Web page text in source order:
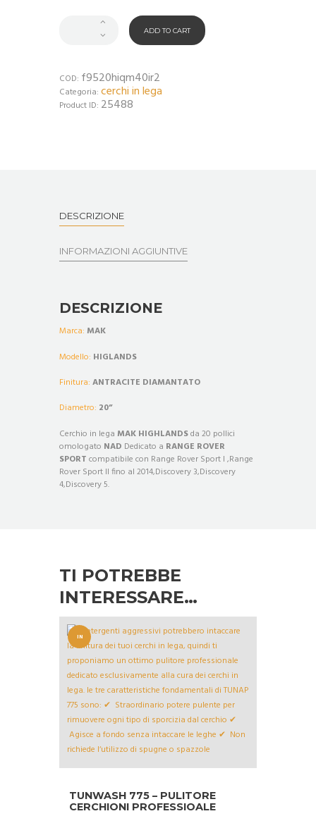
ADD TO CART
COD: f9520hiqm40ir2
Categoria: cerchi in lega
Product ID: 25488
DESCRIZIONE
INFORMAZIONI AGGIUNTIVE
DESCRIZIONE
Marca: MAK
Modello: HIGLANDS
Finitura: ANTRACITE DIAMANTATO
Diametro: 20”
Cerchio in lega MAK HIGHLANDSda 20 pollici
omologato NAD Dedicato a RANGE ROVER
SPORT compatibile con Range Rover Sport I ,Range
Rover Sport II fino al 2014,Discovery 3,Discovery
4,Discovery 5.
TI POTREBBE
INTERESSARE…
IN
OFFERT
A!
TUNWASH 775 – PULITORE
CERCHIONI PROFESSIOALE